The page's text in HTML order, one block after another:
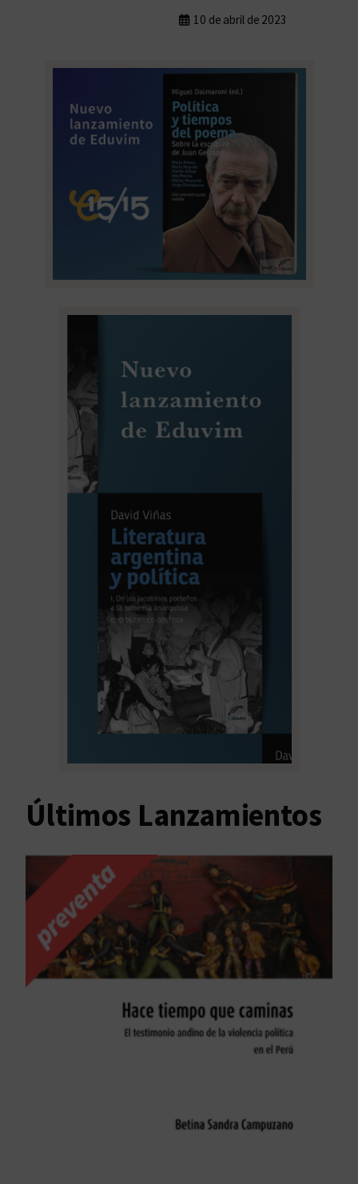
10 de abril de 2023
Últimos Lanzamientos